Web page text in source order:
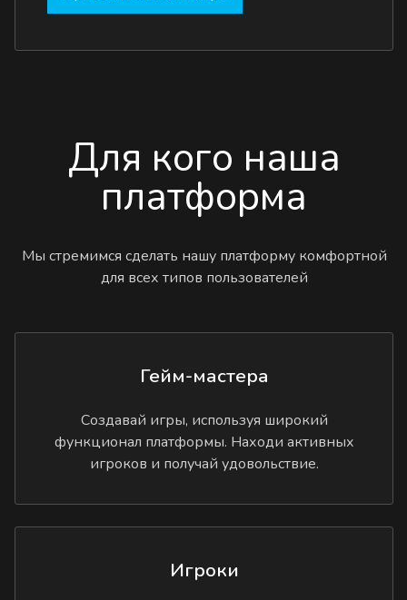
Для кого наша
платформа
Мы стремимся сделать нашу платформу комфортной
для всех типов пользователей
Гейм-мастера
Создавай игры, используя широкий
функционал платформы. Находи активных
игроков и получай удовольствие.
Игроки